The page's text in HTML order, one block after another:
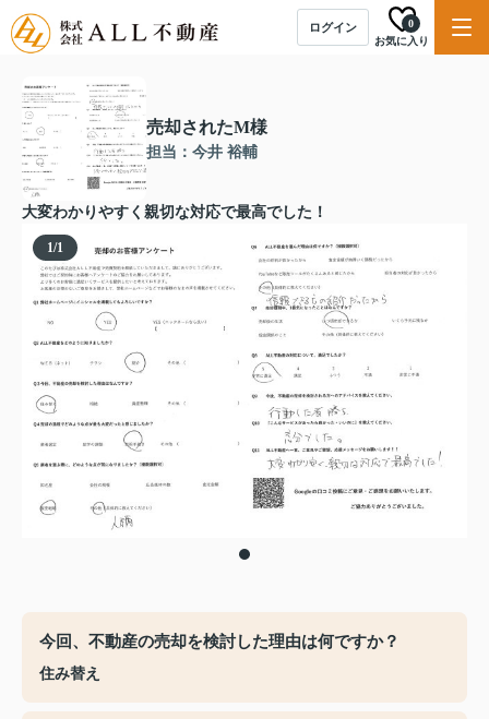
ログイン
お気に入り
0
売却されたM様
担当：今井 裕輔
大変わかりやすく親切な対応で最高でした！
1/1
今回、不動産の売却を検討した理由は何ですか？
住み替え